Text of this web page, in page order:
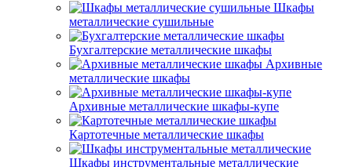
Шкафы
металлические сушильные
Бухгалтерские металлические шкафы
Архивные
металлические шкафы
Архивные металлические шкафы-купе
Картотечные металлические шкафы
Шкафы инструментальные металлические